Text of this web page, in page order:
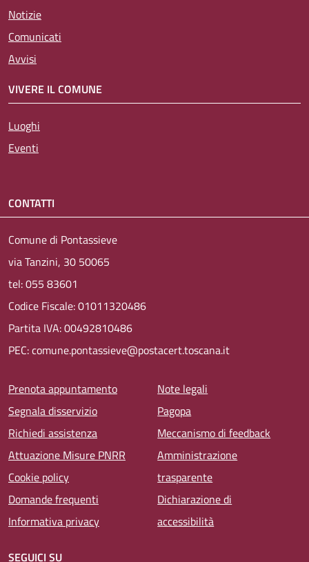
Notizie
Comunicati
Avvisi
VIVERE IL COMUNE
Luoghi
Eventi
CONTATTI
Comune di Pontassieve
via Tanzini, 30 50065
tel: 055 83601
Codice Fiscale: 01011320486
Partita IVA: 00492810486
PEC: comune.pontassieve@postacert.toscana.it
Menu piè di pagina
Prenota appuntamento
Segnala disservizio
Richiedi assistenza
Attuazione Misure PNRR
Cookie policy
Domande frequenti
Informativa privacy
Note legali
Pagopa
Meccanismo di feedback
Amministrazione
trasparente
Dichiarazione di
accessibilità
SEGUICI SU